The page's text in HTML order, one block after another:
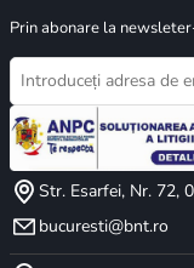
Prin abonare la
Str. Esarfei, Nr. 72,
bucuresti@bnt.ro